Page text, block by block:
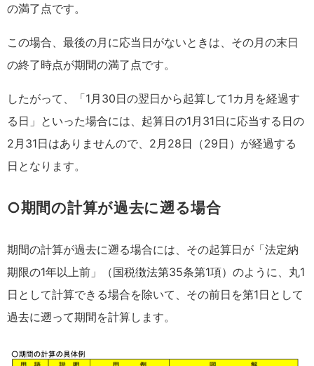
の満了点です。
この場合、最後の月に応当日がないときは、その月の末日
の終了時点が期間の満了点です。
したがって、「1月30日の翌日から起算して1カ月を経過す
る日」といった場合には、起算日の1月31日に応当する日の
2月31日はありませんので、2月28日（29日）が経過する
日となります。
○期間の計算が過去に遡る場合
期間の計算が過去に遡る場合には、その起算日が「法定納
期限の1年以上前」（国税徴法第35条第1項）のように、丸1
日として計算できる場合を除いて、その前日を第1日として
過去に遡って期間を計算します。